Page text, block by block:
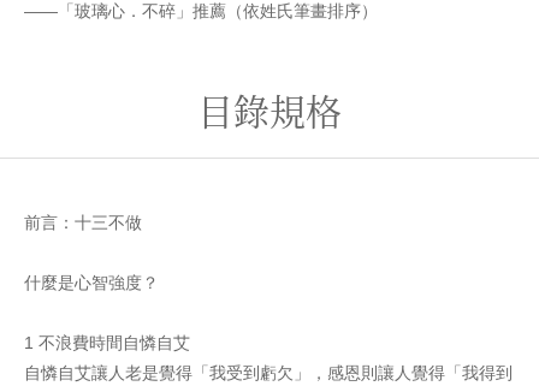
——「玻璃心．不碎」推薦（依姓氏筆畫排序）
目錄規格
前言：十三不做
什麼是心智強度？
1 不浪費時間自憐自艾
自憐自艾讓人老是覺得「我受到虧欠」，感恩則讓人覺得「我得到